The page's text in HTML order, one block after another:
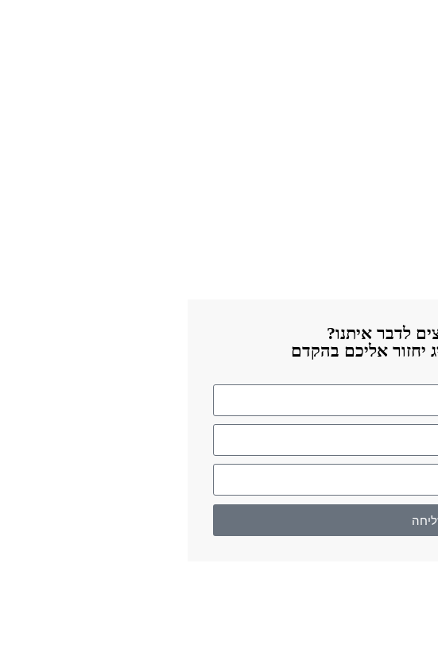
לדבר איתנו?
יחזור אליכם בהקדם